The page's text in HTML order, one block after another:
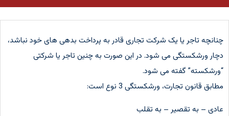
چنانچه تاجر یا یک شرکت تجاری قادر به پرداخت بدهی های خود نباشد،
دچار ورشکستگی می شود. در این صورت به چنین تاجر یا شرکتی
“ورشکسته” گفته می شود.
مطابق قانون تجارت، ورشکستگی 3 نوع است:
عادی – به تقصیر – به تقلب